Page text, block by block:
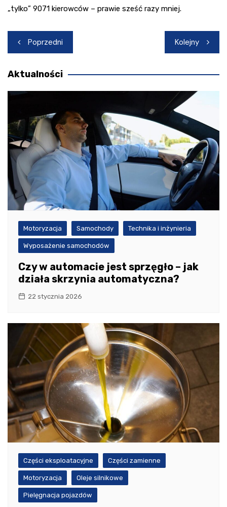
„tylko” 9071 kierowców – prawie sześć razy mniej.
Nawigacja
wpisu
Poprzedni Kolejny
Aktualności
Motoryzacja Samochody Technika i inżynieria
Wyposażenie samochodów
Czy w automacie jest sprzęgło – jak
działa skrzynia automatyczna?
22 stycznia 2026
Części eksploatacyjne Części zamienne
Motoryzacja Oleje silnikowe
Pielęgnacja pojazdów